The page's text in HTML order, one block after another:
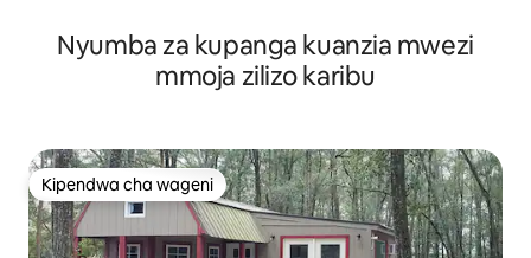
Nyumba za kupanga kuanzia mwezi
mmoja zilizo karibu
Kipendwa cha wageni
Kipendwa cha wageni